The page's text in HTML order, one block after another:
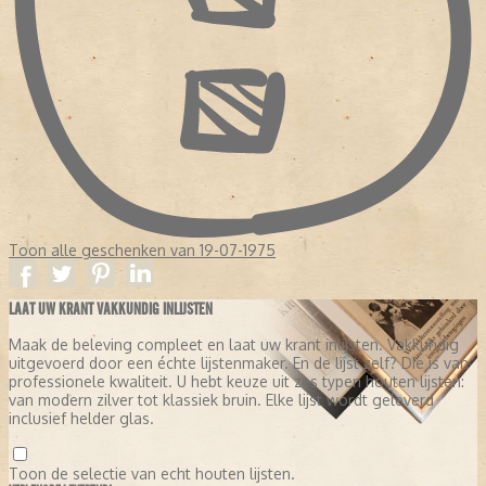
Toon alle geschenken van 19-07-1975
LAAT UW KRANT VAKKUNDIG INLIJSTEN
Maak de beleving compleet en laat uw krant inlijsten. Vakkundig
uitgevoerd door een échte lijstenmaker. En de lijst zelf? Die is van
professionele kwaliteit. U hebt keuze uit zes typen houten lijsten:
van modern zilver tot klassiek bruin. Elke lijst wordt geleverd
inclusief helder glas.
Toon de selectie van echt houten lijsten.